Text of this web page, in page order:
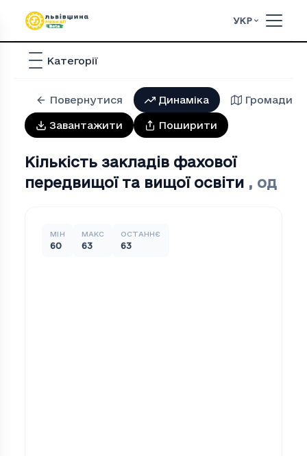
УКР
Категорії
Повернутися Динаміка Громади
Завантажити Поширити
Кількість закладів фахової
передвищої та вищої освіти , од
МІН
60
МАКС
63
ОСТАННЄ
63